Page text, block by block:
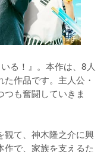
る！』。本作は、8人
作品です。主人公・
も奮闘していきま
観て、神木隆之介に興
で、家族を支えるた